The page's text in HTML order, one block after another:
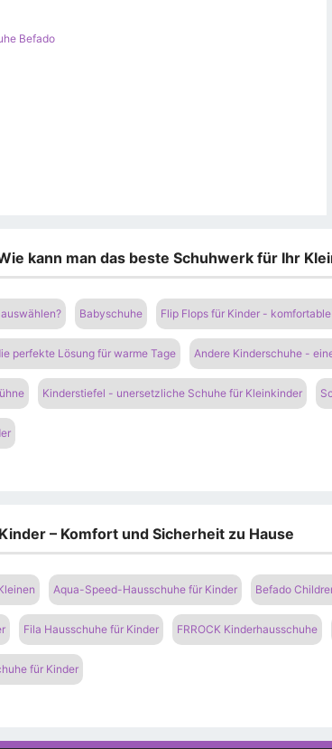
Befado
kann man das beste Schuhwerk für Ihr
Babyschuhe Flip Flops für Kinder -
perfekte Lösung für warme Tage Andere Kinderschuhe -
Kinderstiefel - unersetzliche Schuhe für Kleinkinder
– Komfort und Sicherheit zu Hause
Aqua-Speed-Hausschuhe für Kinder Befado
Fila Hausschuhe für Kinder FRROCK Kinderhausschuhe
für Kinder